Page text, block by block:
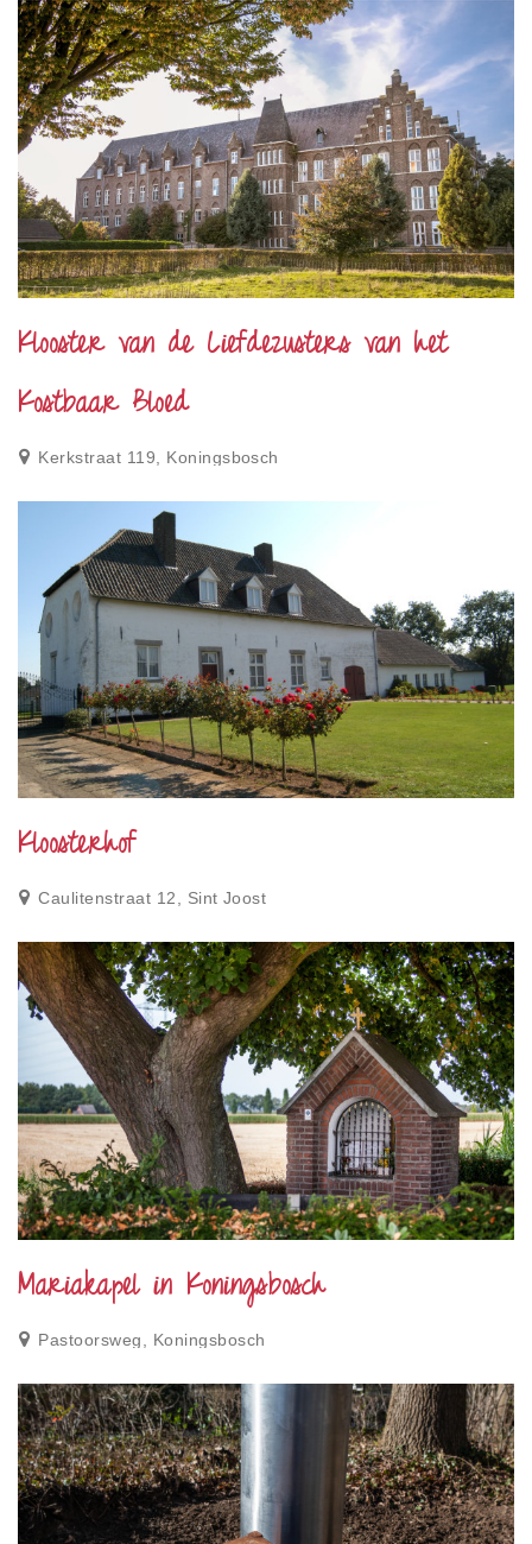
Klooster van de Liefdezusters van het
Kostbaar Bloed
Kerkstraat 119, Koningsbosch
Kloosterhof
Caulitenstraat 12, Sint Joost
Mariakapel in Koningsbosch
Pastoorsweg, Koningsbosch